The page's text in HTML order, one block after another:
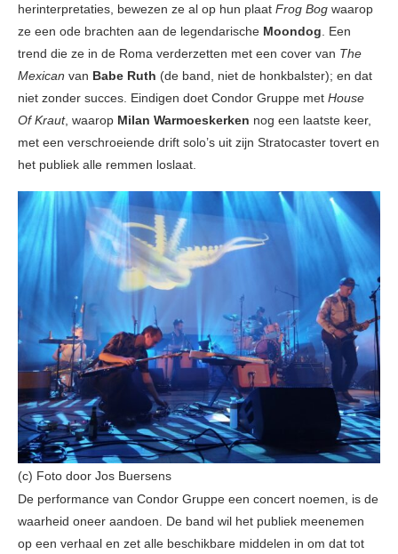
herinterpretaties, bewezen ze al op hun plaat Frog Bog waarop
ze een ode brachten aan de legendarische Moondog . Een
trend die ze in de Roma verderzetten met een cover van The
Mexican van Babe Ruth (de band, niet de honkbalster); en dat
niet zonder succes. Eindigen doet Condor Gruppe met House
Of Kraut, waarop Milan Warmoeskerken nog een laatste keer,
met een verschroeiende drift solo’s uit zijn Stratocaster tovert en
het publiek alle remmen loslaat.
(c) Foto door Jos Buersens
De performance van Condor Gruppe een concert noemen, is de
waarheid oneer aandoen. De band wil het publiek meenemen
op een verhaal en zet alle beschikbare middelen in om dat tot